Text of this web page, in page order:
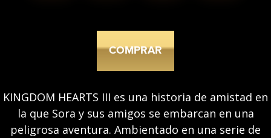
COMPRAR
KINGDOM HEARTS III es una historia de amistad en
la que Sora y sus amigos se embarcan en una
peligrosa aventura. Ambientado en una serie de